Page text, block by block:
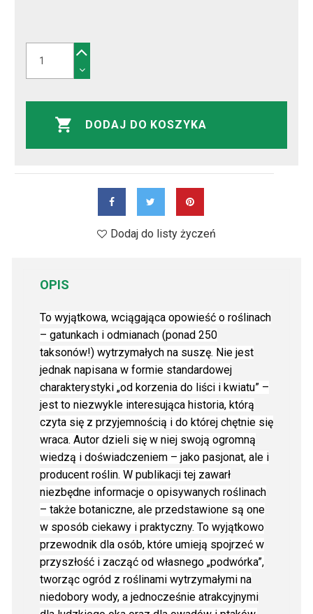
DODAJ DO KOSZYKA
Dodaj do listy życzeń
OPIS
To wyjątkowa, wciągająca opowieść o roślinach
– gatunkach i odmianach (ponad 250
taksonów!) wytrzymałych na suszę. Nie jest
jednak napisana w formie standardowej
charakterystyki „od korzenia do liści i kwiatu” –
jest to niezwykle interesująca historia, którą
czyta się z przyjemnością i do której chętnie się
wraca. Autor dzieli się w niej swoją ogromną
wiedzą i doświadczeniem – jako pasjonat, ale i
producent roślin. W publikacji tej zawarł
niezbędne informacje o opisywanych roślinach
– także botaniczne, ale przedstawione są one
w sposób ciekawy i praktyczny. To wyjątkowo
przewodnik dla osób, które umieją spojrzeć w
przyszłość i zacząć od własnego „podwórka”,
tworząc ogród z roślinami wytrzymałymi na
niedobory wody, a jednocześnie atrakcyjnymi